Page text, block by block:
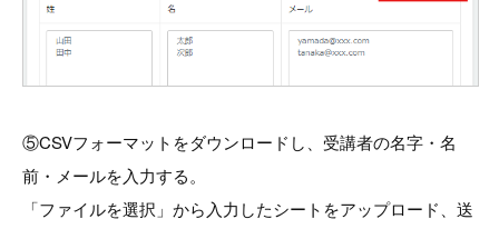
⑤CSVフォーマットをダウンロードし、受講者の名字・名
前・メールを入力する。
「ファイルを選択」から入力したシートをアップロード、送